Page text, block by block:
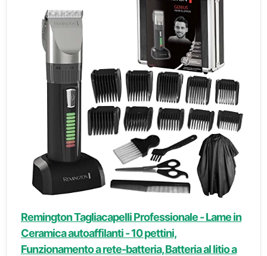
Remington Tagliacapelli Professionale - Lame in
Ceramica autoaffilanti - 10 pettini,
Funzionamento a rete-batteria, Batteria al litio a